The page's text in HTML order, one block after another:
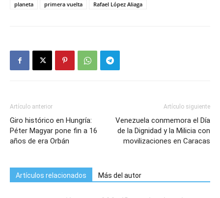
planeta
primera vuelta Rafael López Aliaga
Artículo anterior
Giro histórico en Hungría:
Péter Magyar pone fin a 16
años de era Orbán
Artículo siguiente
Venezuela conmemora el Día
de la Dignidad y la Milicia con
movilizaciones en Caracas
Artículos relacionados Más del autor